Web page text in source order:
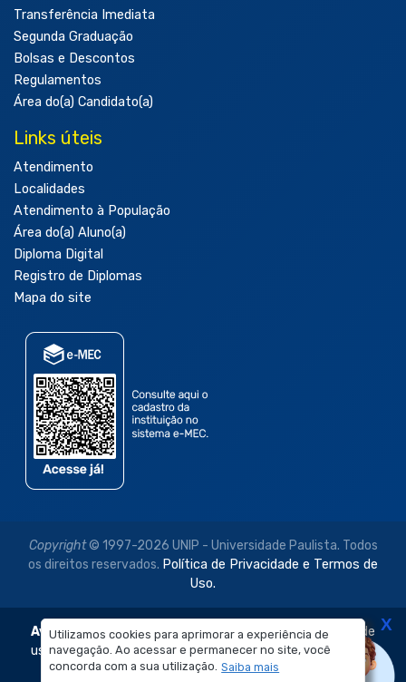
Utilizamos cookies para aprimorar a experiência de
navegação. Ao acessar e permanecer no site, você
concorda com a sua utilização. Saiba mais
Transferência Imediata
Segunda Graduação
Bolsas e Descontos
Regulamentos
Área do(a) Candidato(a)
Links úteis
Atendimento
Localidades
Atendimento à População
Área do(a) Aluno(a)
Diploma Digital
Registro de Diplomas
Mapa do site
Copyright© 1997-2026 UNIP - Universidade Paulista. Todos
os direitos reservados. Política de Privacidade e Termos de
Uso.
Aviso Legal: As imagens disponibilizadas neste site são de
uso exclusivo institucional do Sistema de Ensino Objetivo e
da Universidade Paulista – UNIP.
X